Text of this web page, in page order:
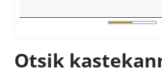
Otsik